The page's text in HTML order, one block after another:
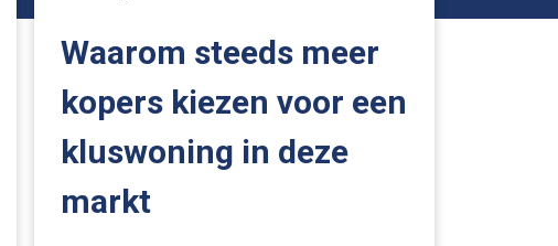
meer
kopers
kiezen
voor
een
kluswoning
deze
Waarom steeds meer
kopers kiezen voor een
kluswoning in deze
markt